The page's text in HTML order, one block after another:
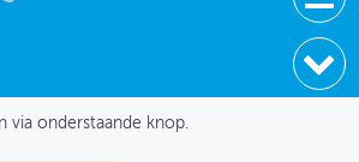
via onderstaande knop.